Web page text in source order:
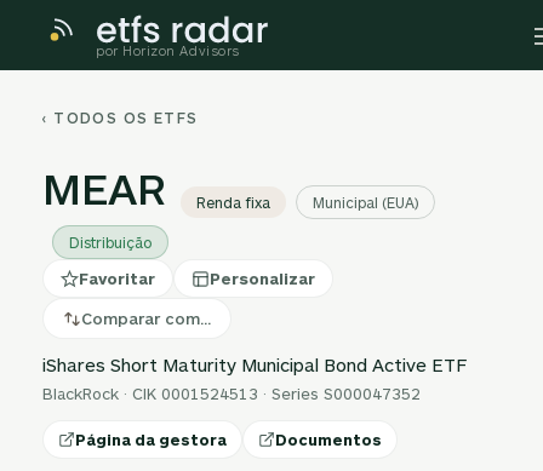
por Horizon Advisors
‹ TODOS OS ETFS
MEAR Renda fixa Municipal (EUA)
Distribuição
Favoritar Personalizar
Comparar com…
iShares Short Maturity Municipal Bond Active ETF
BlackRock · CIK 0001524513 · Series S000047352
Página da gestora Documentos